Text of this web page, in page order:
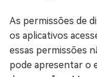
As permissões de
os aplicativos
essas permissões
pode apresentar o